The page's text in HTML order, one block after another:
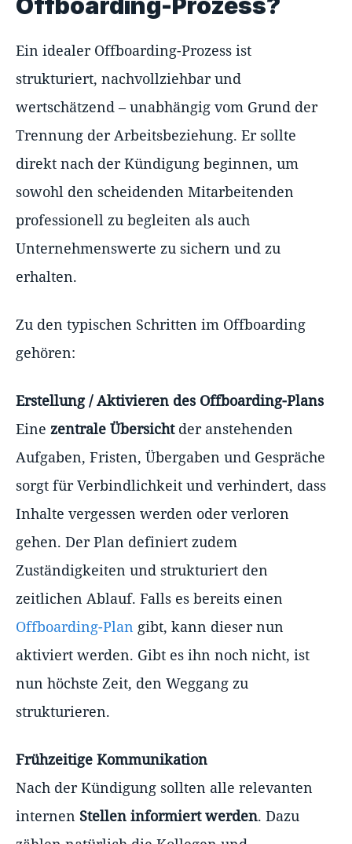
Ein idealer Offboarding-Prozess ist
strukturiert, nachvollziehbar und
wertschätzend – unabhängig vom Grund der
Trennung der Arbeitsbeziehung. Er sollte
direkt nach der Kündigung beginnen, um
sowohl den scheidenden Mitarbeitenden
professionell zu begleiten als auch
Unternehmenswerte zu sichern und zu
erhalten.
Zu den typischen Schritten im Offboarding
gehören:
Erstellung / Aktivieren des Offboarding-Plans
Eine zentrale Übersichtder anstehenden
Aufgaben, Fristen, Übergaben und Gespräche
sorgt für Verbindlichkeit und verhindert, dass
Inhalte vergessen werden oder verloren
gehen. Der Plan definiert zudem
Zuständigkeiten und strukturiert den
zeitlichen Ablauf. Falls es bereits einen
Offboarding-Plan gibt, kann dieser nun
aktiviert werden. Gibt es ihn noch nicht, ist
nun höchste Zeit, den Weggang zu
strukturieren.
Frühzeitige Kommunikation
Nach der Kündigung sollten alle relevanten
internen Stellen informiert werden. Dazu